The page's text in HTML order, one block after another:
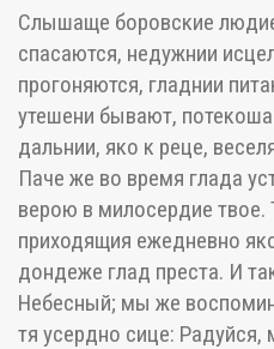
Слышаще боровские
спасаются, недужнии
прогоняются, гладнии
утешени бывают,
дальнии, яко к реце,
Паче же во время глада
верою в милосердие твое.
приходящия ежедневно
дондеже глад преста. И
Небесный; мы же
тя усердно сице: